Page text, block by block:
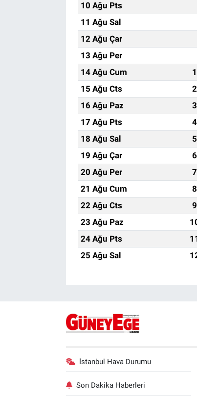
10 Ağu Pts
11 Ağu Sal
12 Ağu Çar
13 Ağu Per
14 Ağu Cum
15 Ağu Cts
16 Ağu Paz
17 Ağu Pts
18 Ağu Sal
19 Ağu Çar
20 Ağu Per
21 Ağu Cum
22 Ağu Cts
23 Ağu Paz
24 Ağu Pts
25 Ağu Sal
İstanbul Hava Durumu
Son Dakika Haberleri